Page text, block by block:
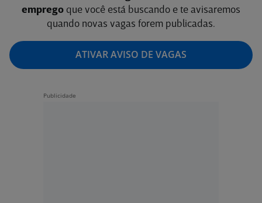
emprego que você está buscando e te avisaremos
quando novas vagas forem publicadas.
ATIVAR AVISO DE VAGAS